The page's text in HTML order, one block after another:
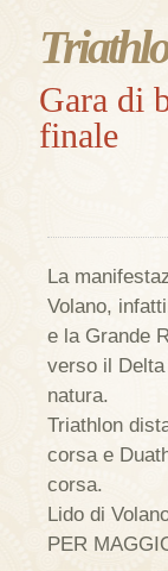
Gara di
finale
La
Volano,
e la Grande
verso il
natura.
Triathlon
corsa e
corsa.
Lido di
PER